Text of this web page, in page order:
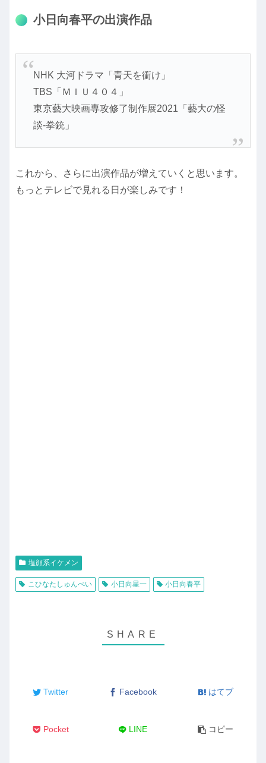
小日向春平の出演作品
NHK 大河ドラマ「青天を衝け」
TBS「ＭＩＵ４０４」
東京藝大映画専攻修了制作展2021「藝大の怪
談-拳銃」
これから、さらに出演作品が増えていくと思います。
もっとテレビで見れる日が楽しみです！
塩顔系イケメン
こひなたしゅんぺい 小日向星一 小日向春平
Twitter Facebook はてブ
Pocket LINE コピー